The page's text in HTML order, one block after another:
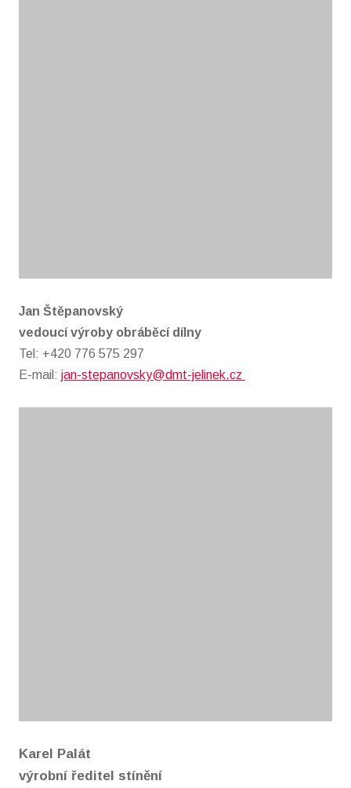
Jan Štěpanovský
vedoucí výroby obráběcí dílny
Tel: +420 776 575 297
E-mail: jan-stepanovsky@dmt-jelinek.cz
Karel Palát
výrobní ředitel stínění